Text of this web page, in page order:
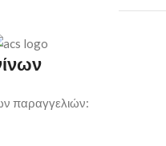
παραγγελιών: